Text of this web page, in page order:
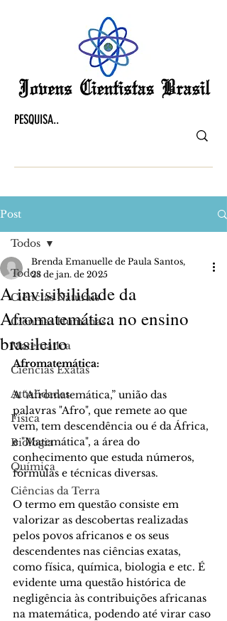
Post
Todos
Ciências Naturais
Ciências Humanas
Matemática
Ciências Exatas
Atualidades
Física
Biologia
Química
Ciências da Terra
Todos
A invisibilidade da
Afromatemática no ensino
brasileiro
Brenda Emanuelle de Paula Santos,
28 de jan. de 2025
Afromatemática:
A “Afromatemática,” união das
palavras "Afro", que remete ao que
vem, tem descendência ou é da África,
e "Matemática", a área do
conhecimento que estuda números,
fórmulas e técnicas diversas.
O termo em questão consiste em
valorizar as descobertas realizadas
pelos povos africanos e os seus
descendentes nas ciências exatas,
como física, química, biologia e etc. É
evidente uma questão histórica de
negligência às contribuições africanas
na matemática, podendo até virar caso